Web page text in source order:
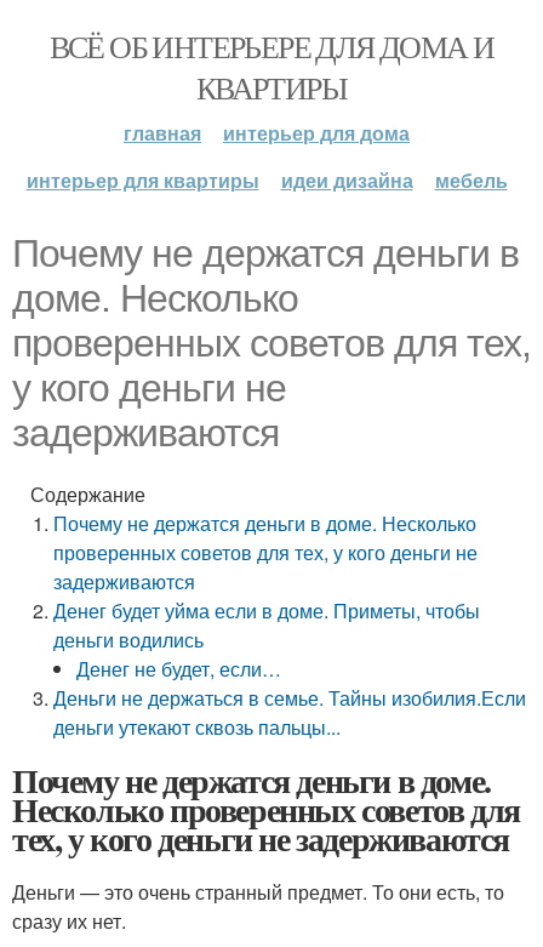
ВСЁ ОБ ИНТЕРЬЕРЕ ДЛЯ ДОМА И
КВАРТИРЫ
главная
интерьер для дома
интерьер для квартиры
идеи дизайна мебель
Почему не держатся деньги в
доме. Несколько
проверенных советов для тех,
у кого деньги не
задерживаются
Содержание
Почему не держатся деньги в доме. Несколько
проверенных советов для тех, у кого деньги не
задерживаются
Денег будет уйма если в доме. Приметы, чтобы
деньги водились
Денег не будет, если…
Деньги не держаться в семье. Тайны изобилия.Если
деньги утекают сквозь пальцы...
Почему не держатся деньги в доме.
Несколько проверенных советов для
тех, у кого деньги не задерживаются
Деньги — это очень странный предмет. То они есть, то
сразу их нет.